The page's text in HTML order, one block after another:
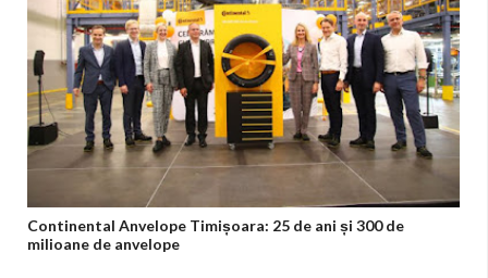
Continental Anvelope Timișoara: 25 de ani și 300 de
milioane de anvelope